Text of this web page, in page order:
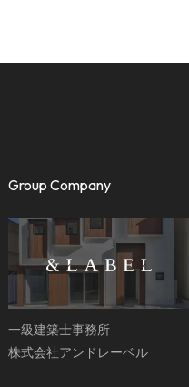
Group Company
一級建築士事務所
株式会社アンドレーベル